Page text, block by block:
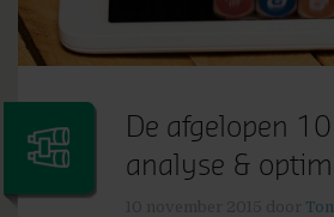
De afgelopen
analyse &